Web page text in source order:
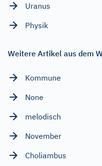
Uranus
Physik
Weitere Artikel aus dem
Kommune
None
melodisch
November
Choliambus